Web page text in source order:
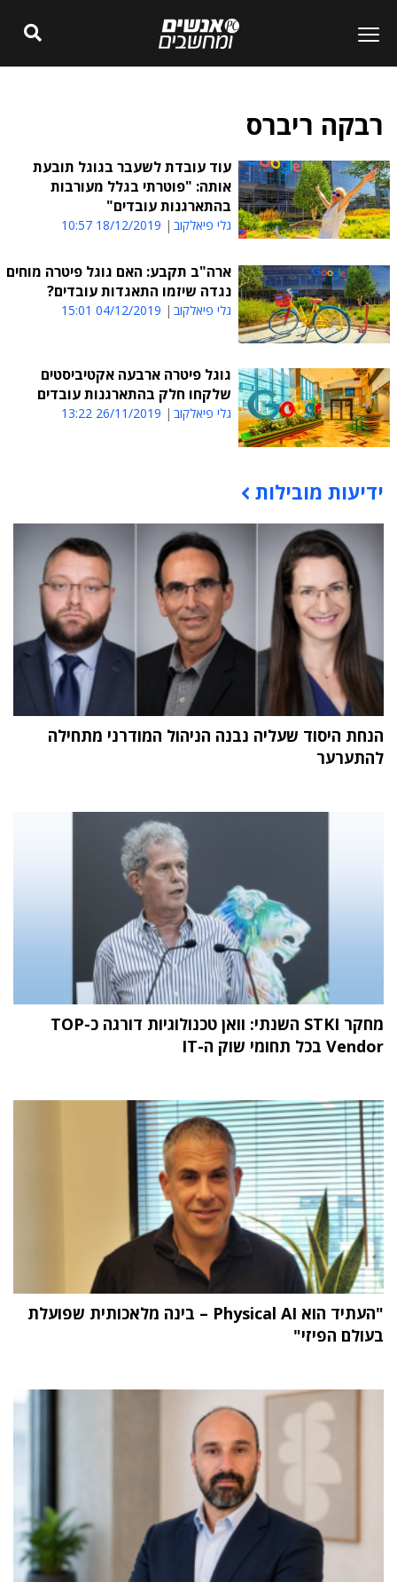
רבקה ריברס
עוד עובדת לשעבר בגוגל תובעת
אותה: "פוטרתי בגלל מעורבות
בהתארגנות עובדים"
גלי פיאלקוב 18/12/2019 10:57
ארה"ב תקבע: האם גוגל פיטרה מוחים
נגדה שיזמו התאגדות עובדים?
גלי פיאלקוב 04/12/2019 15:01
גוגל פיטרה ארבעה אקטיביסטים
שלקחו חלק בהתארגנות עובדים
גלי פיאלקוב 26/11/2019 13:22
תוכן פרסומי
ידיעות מובילות
הנחת היסוד שעליה נבנה הניהול המודרני מתחילה
להתערער
מחקר STKI השנתי: וואן טכנולוגיות דורגה כ-TOP
Vendor בכל תחומי שוק ה-IT
"העתיד הוא Physical AI – בינה מלאכותית שפועלת
בעולם הפיזי"